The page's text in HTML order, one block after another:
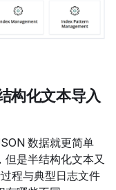
构化文本导入
数据就更简单
但是半结构化文本又
程与典型日志文件